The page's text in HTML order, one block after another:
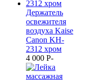
Держатель
освежителя
воздуха Kaise
Canon KH-
2312 хром
4 000 P-